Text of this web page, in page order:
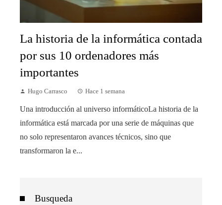
La historia de la informática contada
por sus 10 ordenadores más
importantes
Hugo Carrasco Hace 1 semana
Una introducción al universo informáticoLa historia de la
informática está marcada por una serie de máquinas que
no solo representaron avances técnicos, sino que
transformaron la e...
Busqueda